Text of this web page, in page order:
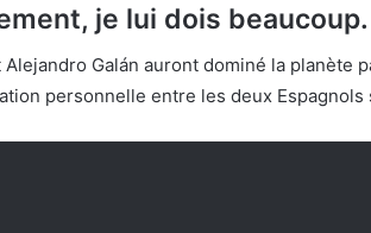
je lui dois
Alejandro Galán auront dominé la
personnelle entre les deux Espagnols